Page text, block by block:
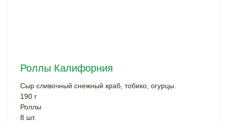
Роллы Калифорния
Сыр сливочный снежный краб, тобико, огурцы.
190 г
Роллы
8 шт.